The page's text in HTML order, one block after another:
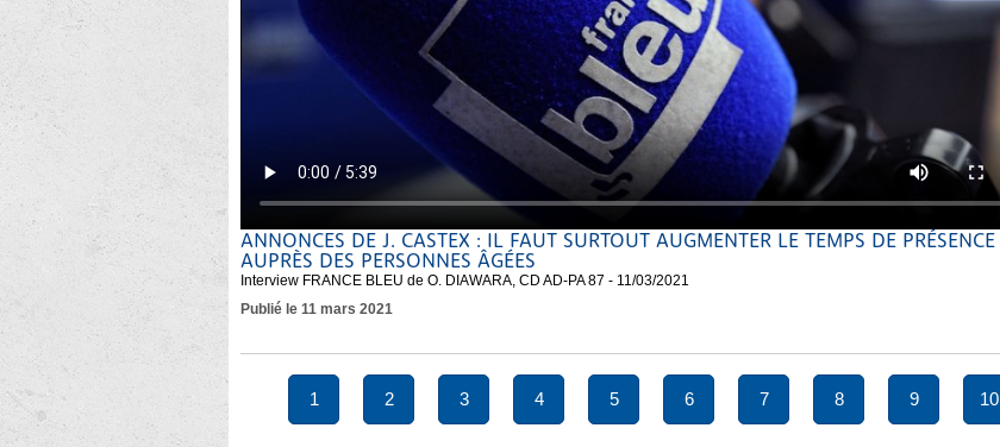
ANNONCES DE J. CASTEX : IL FAUT SURTOUT AUGMENTER LE TEMPS DE PRÉSENCE
AUPRÈS DES PERSONNES ÂGÉES
Interview FRANCE BLEU de O. DIAWARA, CD AD-PA 87 - 11/03/2021
Publié le 11 mars 2021
1 2 3 4 5 6 7 8 9 10